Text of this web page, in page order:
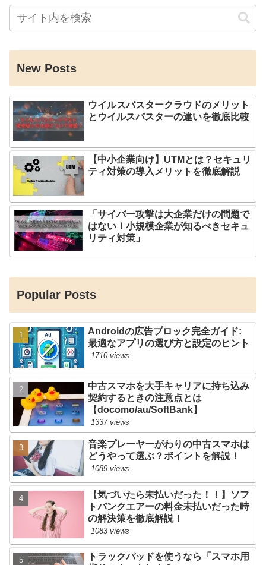
New Posts
ウイルスバスタークラウドのメリット
とウイルスバスターの違いを徹底比較
【中小企業向け】UTMとは？セキュリ
ティ対策の導入メリットを徹底解説
「サイバー攻撃は大企業だけの問題で
はない！小規模企業が知るべきセキュ
リティ対策」
Popular Posts
Androidの広告ブロック完全ガイド:
最適なアプリの選び方と設定のヒント
1710 views
中古スマホを大手キャリアに持ち込み
契約するときの注意点とは
【docomo/au/SoftBank】
1337 views
音楽プレーヤーがわりの中古スマホは
どうやって選ぶ？ポイントを解説！
1089 views
【気づいたら未払いだった！！】ソフ
トバンクエアーの料金未払いだった時
の解決策を徹底解説！
1083 views
トラックパッドを使うなら「スマホ用